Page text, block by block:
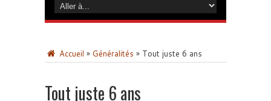
Accueil » Généralités » Tout juste 6 ans
Tout juste 6 ans